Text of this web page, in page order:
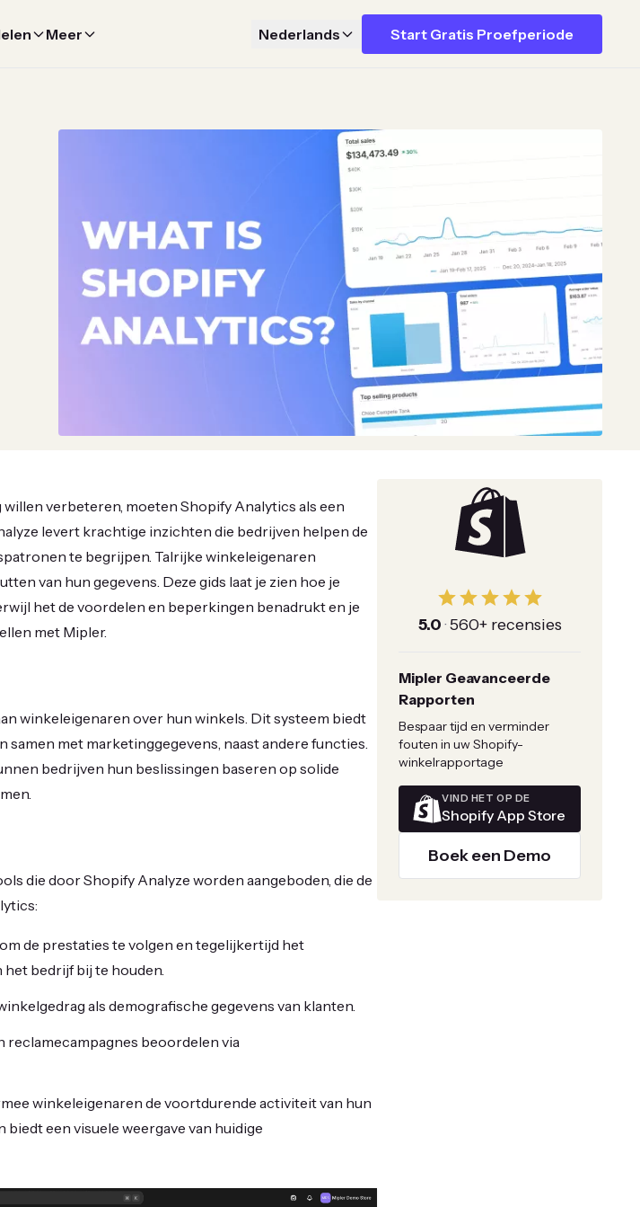
Meer Nederlands Start Gratis Proefperiode
verbeteren, moeten Shopify Analytics als een
levert krachtige inzichten die bedrijven helpen de
te begrijpen. Talrijke winkeleigenaren
van hun gegevens. Deze gids laat je zien hoe je
het de voordelen en beperkingen benadrukt en je
met Mipler.
winkeleigenaren over hun winkels. Dit systeem biedt
samen met marketinggegevens, naast andere functies.
bedrijven hun beslissingen baseren op solide
die door Shopify Analyze worden aangeboden, die de
de prestaties te volgen en tegelijkertijd het
bedrijf bij te houden.
als demografische gegevens van klanten.
beoordelen via
winkeleigenaren de voortdurende activiteit van hun
een visuele weergave van huidige
5.0 · 560+ recensies
Mipler Geavanceerde
Rapporten
Bespaar tijd en verminder
fouten in uw Shopify-
winkelrapportage
VIND HET OP DE
Shopify App Store
Boek een Demo